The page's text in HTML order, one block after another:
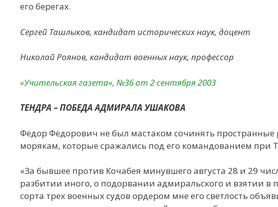
его берегах.
Сергей Ташлыков, кандидат исторических наук, доцент
Николай Роянов, кандидат военных наук, профессор
«Учительская газета», №36 от 2 сентября 2003
ТЕНДРА – ПОБЕДА АДМИРАЛА УШАКОВА
Фёдор Фёдорович не был мастаком сочинять пространные
морякам, которые сражались под его командованием при
«За бывшее против Кочабея минувшего августа 28 и 29
разбитии иного, о подорвании адмиральского и взятии в
сорта трех военных судов ордером мне его светлость